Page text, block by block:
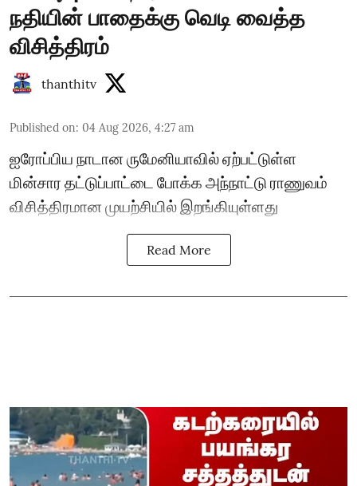
நதியின் பாதைக்கு வெடி வைத்த
விசித்திரம்
thanthitv
Published on: 04 Aug 2026, 4:27 am
ஐரோப்பிய நாடான ருமேனியாவில் ஏற்பட்டுள்ள
மின்சார தட்டுப்பாட்டை போக்க அந்நாட்டு ராணுவம்
விசித்திரமான முயற்சியில் இறங்கியுள்ளது
Read More